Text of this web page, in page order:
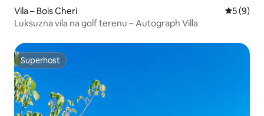
Vila – Bois Cheri
5 (9)
Luksuzna vila na golf terenu – Autograph Villa
Superhost
Superhost